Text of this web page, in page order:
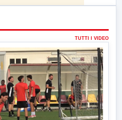
TUTTI I VIDEO